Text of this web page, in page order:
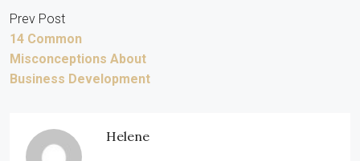
Prev Post
14 Common
Misconceptions About
Business Development
Helene